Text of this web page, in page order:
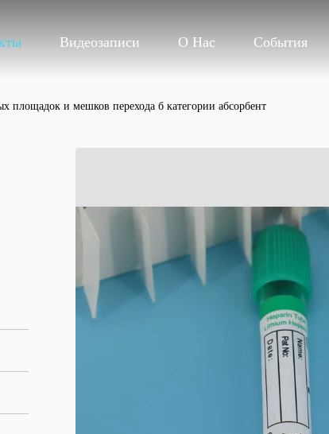
Видеозаписи О Нас События
площадок и мешков перехода б категории абсорбент